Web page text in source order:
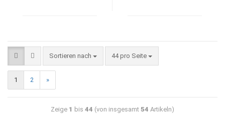
Sortieren nach 44 pro Seite
1 2 »
Zeige 1 bis 44 (von insgesamt 54 Artikeln)